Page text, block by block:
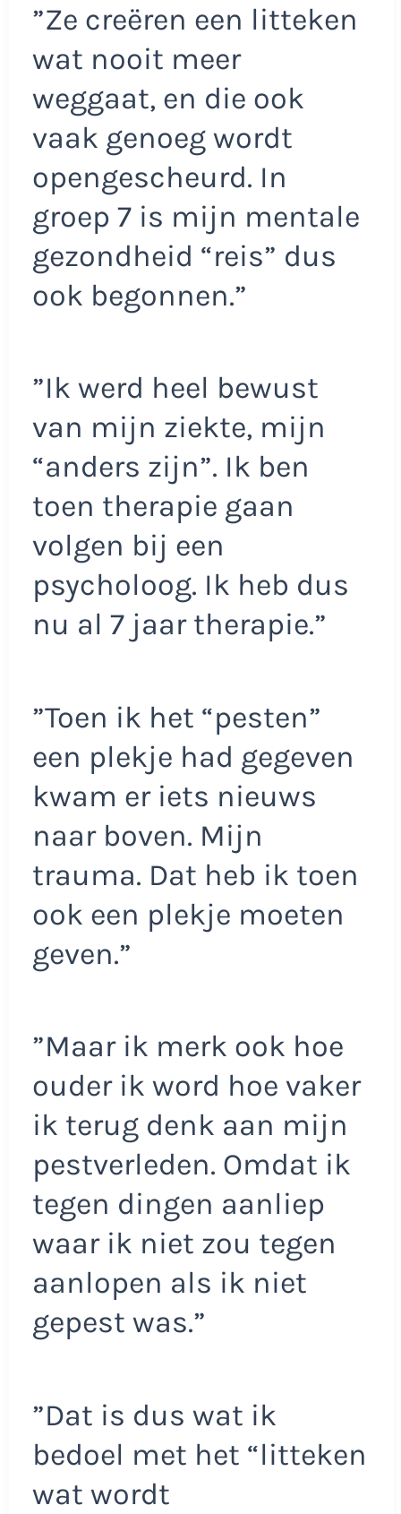
”Ze creëren een litteken
wat nooit meer
weggaat, en die ook
vaak genoeg wordt
opengescheurd. In
groep 7 is mijn mentale
gezondheid “reis” dus
ook begonnen.”
”Ik werd heel bewust
van mijn ziekte, mijn
“anders zijn”. Ik ben
toen therapie gaan
volgen bij een
psycholoog. Ik heb dus
nu al 7 jaar therapie.”
”Toen ik het “pesten”
een plekje had gegeven
kwam er iets nieuws
naar boven. Mijn
trauma. Dat heb ik toen
ook een plekje moeten
geven.”
”Maar ik merk ook hoe
ouder ik word hoe vaker
ik terug denk aan mijn
pestverleden. Omdat ik
tegen dingen aanliep
waar ik niet zou tegen
aanlopen als ik niet
gepest was.”
”Dat is dus wat ik
bedoel met het “litteken
wat wordt